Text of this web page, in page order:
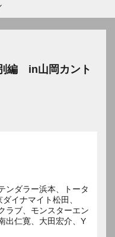
編 in山岡カント
ンダラー浜本、トータ
イナマイト松田、
ラブ、モンスターエン
出仁寛、大田宏介、Y